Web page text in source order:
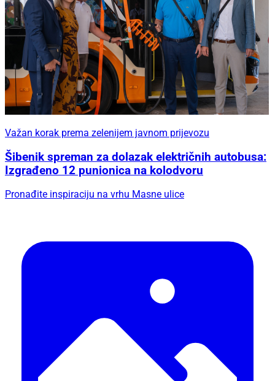
Važan korak prema zelenijem javnom prijevozu
Šibenik spreman za dolazak električnih autobusa:
Izgrađeno 12 punionica na kolodvoru
Pronađite inspiraciju na vrhu Masne ulice